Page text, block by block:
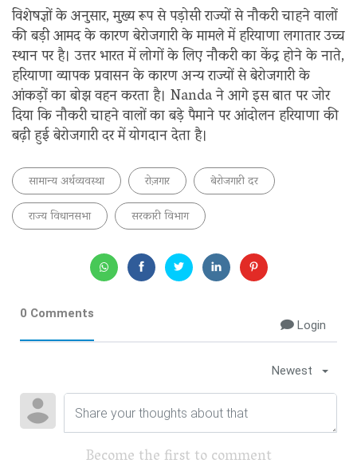
विशेषज्ञों के अनुसार, मुख्य रूप से पड़ोसी राज्यों से नौकरी चाहने वालों
की बड़ी आमद के कारण बेरोजगारी के मामले में हरियाणा लगातार उच्च
स्थान पर है। उत्तर भारत में लोगों के लिए नौकरी का केंद्र होने के नाते,
हरियाणा व्यापक प्रवासन के कारण अन्य राज्यों से बेरोजगारी के
आंकड़ों का बोझ वहन करता है। Nanda ने आगे इस बात पर जोर
दिया कि नौकरी चाहने वालों का बड़े पैमाने पर आंदोलन हरियाणा की
बढ़ी हुई बेरोजगारी दर में योगदान देता है।
सामान्य अर्थव्यवस्था रोज़गार
बेरोजगारी दर
राज्य विधानसभा
सरकारी विभाग
0 Comments
Login
Newest
Become the first to comment